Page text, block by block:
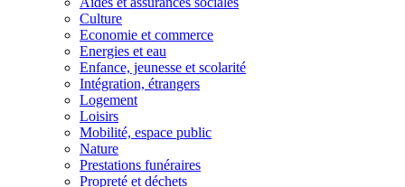
Culture
Economie et commerce
Energies et eau
Enfance, jeunesse et scolarité
Intégration, étrangers
Logement
Loisirs
Mobilité, espace public
Nature
Prestations funéraires
Propreté et déchets